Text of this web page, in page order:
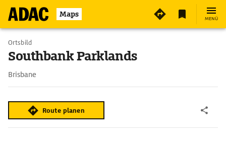
Maps MENÜ
Ortsbild
Southbank Parklands
Brisbane
Route planen